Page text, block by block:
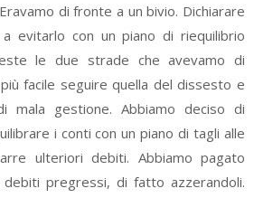
di fronte a un bivio. Dichiarare
evitarlo con un piano di riequilibrio
le due strade che avevamo di
facile seguire quella del dissesto e
mala gestione. Abbiamo deciso di
i conti con un piano di tagli alle
ulteriori debiti. Abbiamo pagato
pregressi, di fatto azzerandoli.